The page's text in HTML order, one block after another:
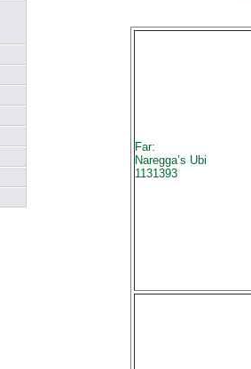
Far:
Naregga’s Ubi
1131393